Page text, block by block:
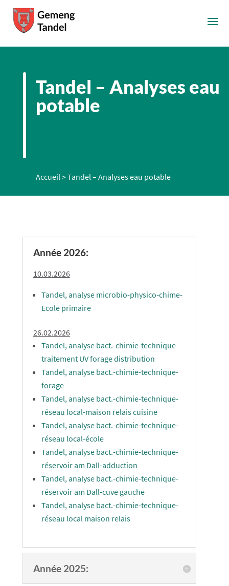
Tandel – Analyses eau
potable
Accueil>Tandel – Analyses eau potable
Année 2026:
10.03.2026
Tandel, analyse microbio-physico-chime-
Ecole primaire
26.02.2026
Tandel, analyse bact.-chimie-technique-
traitement UV forage distribution
Tandel, analyse bact.-chimie-technique-
forage
Tandel, analyse bact.-chimie-technique-
réseau local-maison relais cuisine
Tandel, analyse bact.-chimie-technique-
réseau local-école
Tandel, analyse bact.-chimie-technique-
réservoir am Dall-adduction
Tandel, analyse bact.-chimie-technique-
réservoir am Dall-cuve gauche
Tandel, analyse bact.-chimie-technique-
réseau local maison relais
Année 2025: